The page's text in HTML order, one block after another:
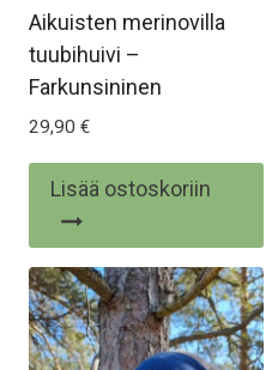
Aikuisten merinovilla
tuubihuivi –
Farkunsininen
29,90 €
Lisää ostoskoriin